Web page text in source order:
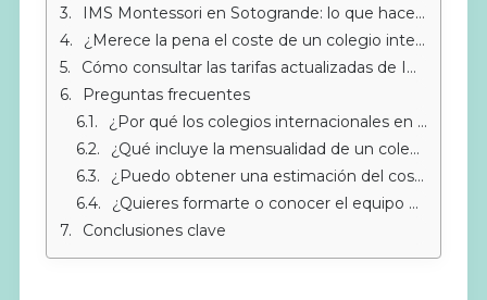
IMS Montessori en Sotogrande: lo que hace única la inversión
¿Merece la pena el coste de un colegio internacional en Sotogrande?
Cómo consultar las tarifas actualizadas de IMS Montessori (sin precios aquí)
Preguntas frecuentes
¿Por qué los colegios internacionales en Sotogrande tienen precios diferentes?
¿Qué incluye la mensualidad de un colegio Montessori internacional como IMS?
¿Puedo obtener una estimación del coste antes de visitar el colegio?
¿Quieres formarte o conocer el equipo guía?
Conclusiones clave